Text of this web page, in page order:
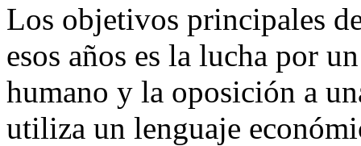
Los objetivos principales
esos años es la lucha por
humano y la oposición a
utiliza un lenguaje